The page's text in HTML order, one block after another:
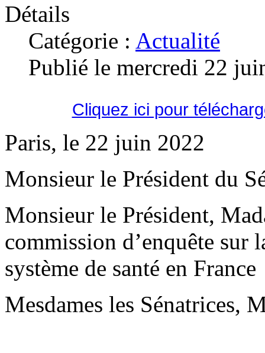
Détails
Catégorie : Actualité
Publié le mercredi 22
Cliquez ici pour
Paris, le 22 juin 2022
Monsieur le Président du
Monsieur le Président,
commission d’enquête sur
système de santé en France
Mesdames les Sénatrices,